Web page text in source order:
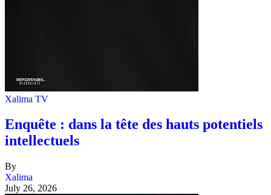
Xalima TV
Enquête : dans la tête des hauts potentiels
intellectuels
By
Xalima
July 26, 2026